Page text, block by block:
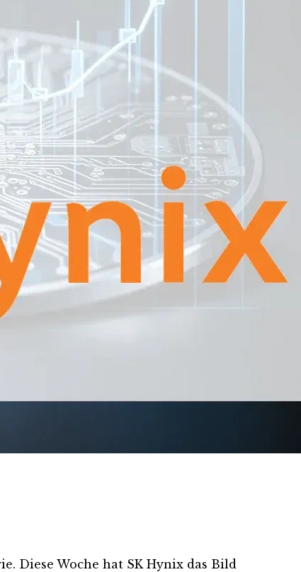
Diese Woche hat SK Hynix das Bild